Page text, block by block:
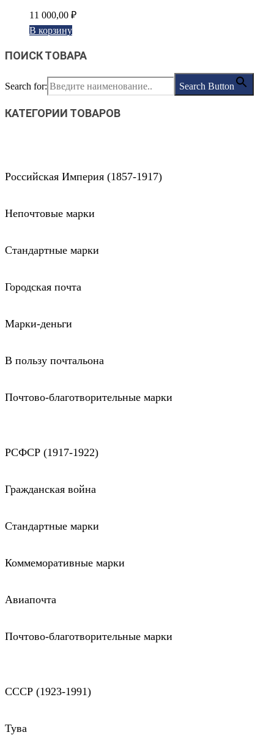
11 000,00 ₽
В корзину
ПОИСК ТОВАРА
Search for: Search Button
КАТЕГОРИИ ТОВАРОВ
Российская Империя (1857-1917)
Непочтовые марки
Стандартные марки
Городская почта
Марки-деньги
В пользу почтальона
Почтово-благотворительные марки
РСФСР (1917-1922)
Гражданская война
Стандартные марки
Коммеморативные марки
Авиапочта
Почтово-благотворительные марки
СССР (1923-1991)
Тува